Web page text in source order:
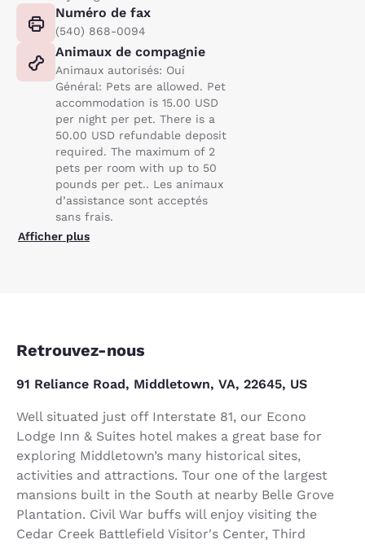
Numéro de fax
(540) 868-0094
Animaux de compagnie
Animaux autorisés: Oui
Général: Pets are allowed. Pet
accommodation is 15.00 USD
per night per pet. There is a
50.00 USD refundable deposit
required. The maximum of 2
pets per room with up to 50
pounds per pet.. Les animaux
d’assistance sont acceptés
sans frais.
Afficher plus
Retrouvez-nous
91 Reliance Road, Middletown, VA, 22645, US
Well situated just off Interstate 81, our Econo
Lodge Inn & Suites hotel makes a great base for
exploring Middletown’s many historical sites,
activities and attractions. Tour one of the largest
mansions built in the South at nearby Belle Grove
Plantation. Civil War buffs will enjoy visiting the
Cedar Creek Battlefield Visitor's Center, Third